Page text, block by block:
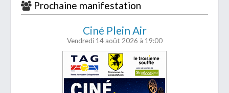
Prochaine manifestation
Ciné Plein Air
Vendredi 14 août 2026 à 19:00